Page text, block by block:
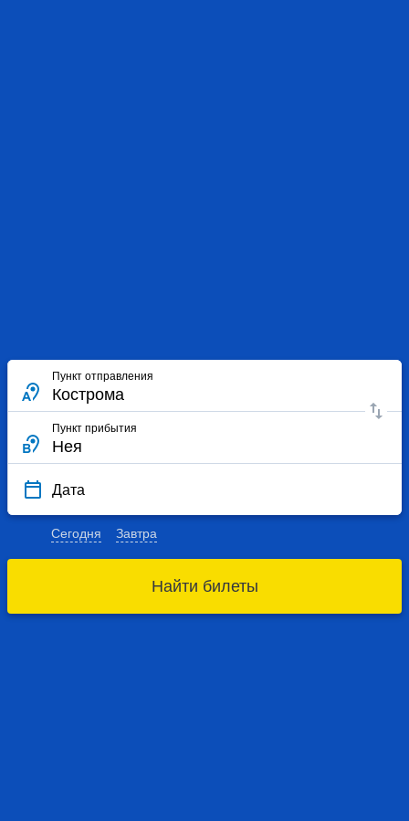
Пункт отправления
Пункт прибытия
Дата
Сегодня Завтра
Найти билеты